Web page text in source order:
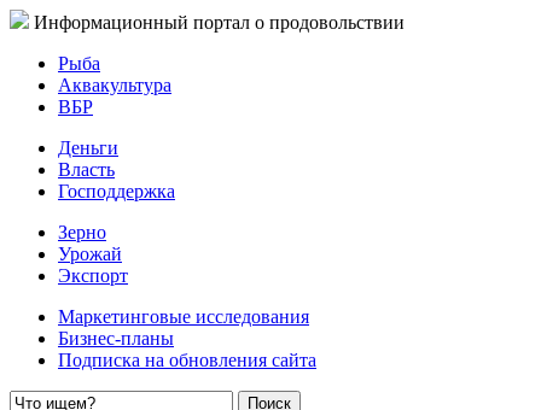
Информационный портал о продовольствии
Рыба
Аквакультура
ВБР
Деньги
Власть
Господдержка
Зерно
Урожай
Экспорт
Маркетинговые исследования
Бизнес-планы
Подписка на обновления сайта